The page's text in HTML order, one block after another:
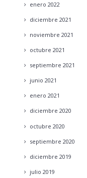
enero 2022
diciembre 2021
noviembre 2021
octubre 2021
septiembre 2021
junio 2021
enero 2021
diciembre 2020
octubre 2020
septiembre 2020
diciembre 2019
julio 2019